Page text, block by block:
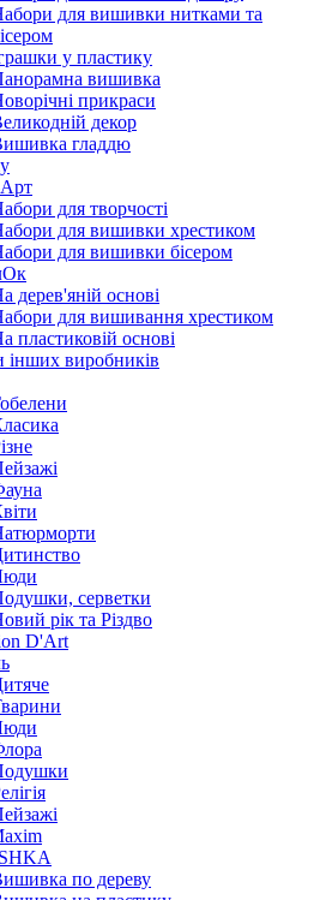
для вишивки нитками та
у пластику
вишивка
прикраси
декор
гладдю
для творчості
для вишивки хрестиком
для вишивки бісером
дерев'яній основі
для вишивання хрестиком
пластиковій основі
інших виробників
серветки
рік та Різдво
D'Art
по дереву